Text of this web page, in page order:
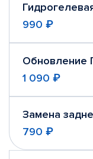
990 ₽
Обновление
1 090 ₽
Замена
790 ₽